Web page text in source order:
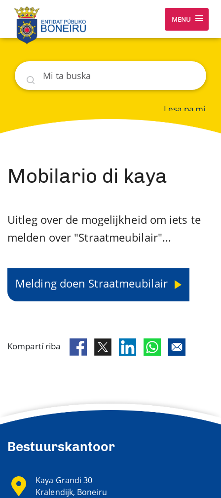
MENU
Buska
Lesa pa mi
Mobilario di kaya
Uitleg over de mogelijkheid om iets te
melden over "Straatmeubilair"...
Melding doen Straatmeubilair
Kompartí riba
Bestuurskantoor
Kaya Grandi 30
Kralendijk, Boneiru